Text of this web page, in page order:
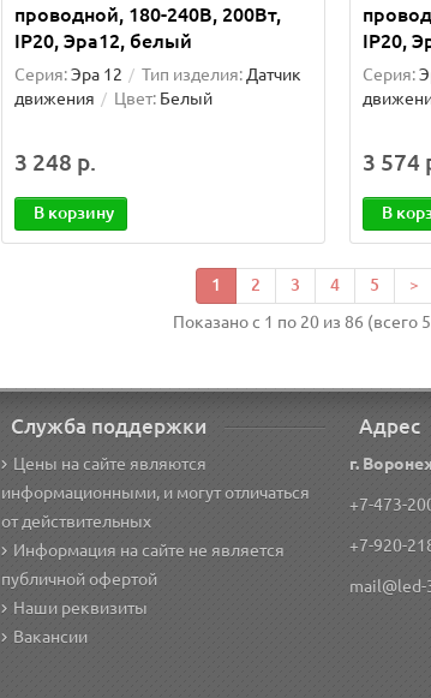
проводной, 180-240В, 200Вт,
IP20, Эра12, белый
Серия:Эра 12 Тип изделия: Датчик
движения
Цвет: Белый
3 248 р.
В корзину
IP20,
Серия:
3 574
В
1 2 3 4 5 >
Показано с 1 по 20 из 86 (всего
Служба поддержки
Цены на сайте являются
информационными, и могут отличаться
от действительных
Информация на сайте не является
публичной офертой
Наши реквизиты
Вакансии
Адрес
г.
+7-473-
+7-920-
mail@led-